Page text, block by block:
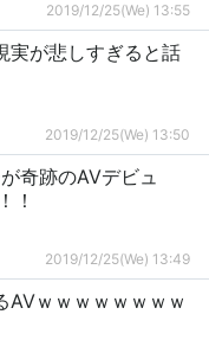
2019/12/25(We) 13:55
実が悲しすぎると話
2019/12/25(We) 13:50
奇跡のAVデビュ
！
2019/12/25(We) 13:49
AVｗｗｗｗｗｗｗｗ